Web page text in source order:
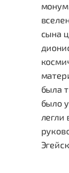
сына
была
было
легли